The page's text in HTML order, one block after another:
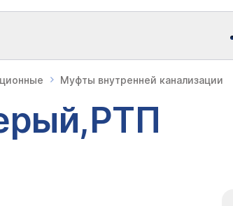
Муфты внутренней канализации